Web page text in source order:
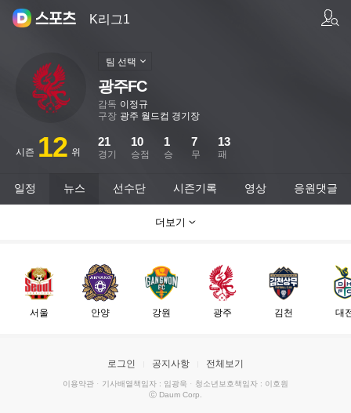
K리그1
광주FC
감독 이정규
구장 광주 월드컵 경기장
시즌 12 위 경기
21
승점
10
승
1
무
7
패
13
팀 선택
일정 뉴스 선수단 시즌기록 영상 응원댓글
더보기
서울 안양 강원 광주 김천 대
로그인 공지사항 전체보기
이용약관 · 기사배열책임자 : 임광욱 · 청소년보호책임자 : 이호원
ⓒ Daum Corp.